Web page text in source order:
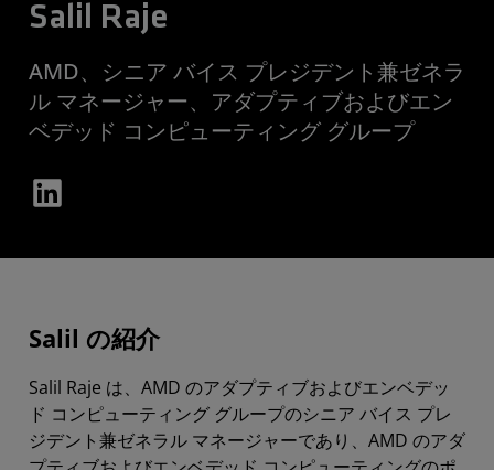
Salil Raje
AMD、シニア バイス プレジデント兼ゼネラ
ル マネージャー、アダプティブおよびエン
ベデッド コンピューティング グループ
Salil の紹介
Salil Raje は、AMD のアダプティブおよびエンベデッ
ド コンピューティング グループのシニア バイス プレ
ジデント兼ゼネラル マネージャーであり、AMD のアダ